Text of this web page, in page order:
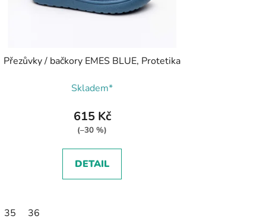
Přezůvky / bačkory EMES BLUE, Protetika
Skladem*
615 Kč
(–30 %)
DETAIL
35 36